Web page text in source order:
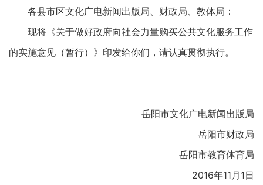
各县市区文化广电新闻出版局、财政局、教体局：
现将《关于做好政府向社会力量购买公共文化服务工作
的实施意见（暂行）》印发给你们，请认真贯彻执行。
岳阳市文化广电新闻出版局
岳阳市财政局
岳阳市教育体育局
2016年11月1日